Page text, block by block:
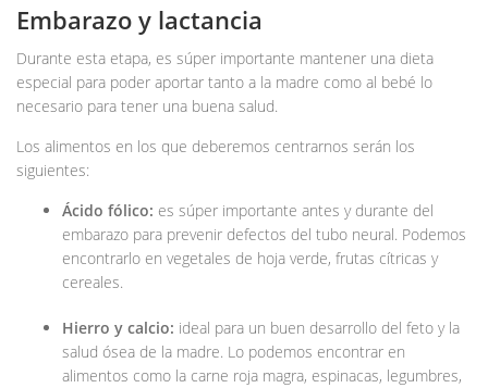
Embarazo y lactancia
Durante esta etapa, es súper importante mantener una dieta
especial para poder aportar tanto a la madre como al bebé lo
necesario para tener una buena salud.
Los alimentos en los que deberemos centrarnos serán los
siguientes:
Ácido fólico: es súper importante antes y durante del
embarazo para prevenir defectos del tubo neural. Podemos
encontrarlo en vegetales de hoja verde, frutas cítricas y
cereales.
Hierro y calcio: ideal para un buen desarrollo del feto y la
salud ósea de la madre. Lo podemos encontrar en
alimentos como la carne roja magra, espinacas, legumbres,